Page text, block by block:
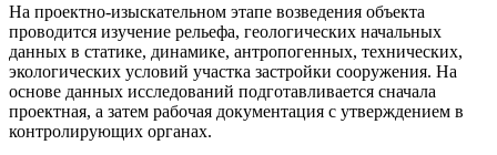
На проектно-изыскательном этапе возведения объекта
проводится изучение рельефа, геологических начальных
данных в статике, динамике, антропогенных, технических,
экологических условий участка застройки сооружения. На
основе данных исследований подготавливается сначала
проектная, а затем рабочая документация с утверждением в
контролирующих органах.